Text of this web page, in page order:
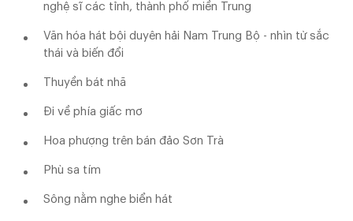
nghệ sĩ các tỉnh, thành phố miền Trung
Văn hóa hát bội duyên hải Nam Trung Bộ - nhìn từ sắc
thái và biến đổi
Thuyền bát nhã
Đi về phía giấc mơ
Hoa phượng trên bán đảo Sơn Trà
Phù sa tím
Sông nằm nghe biển hát